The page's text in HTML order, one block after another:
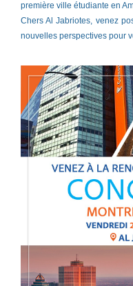
première ville étudiante en
Chers Al Jabriotes, venez
nouvelles perspectives pour